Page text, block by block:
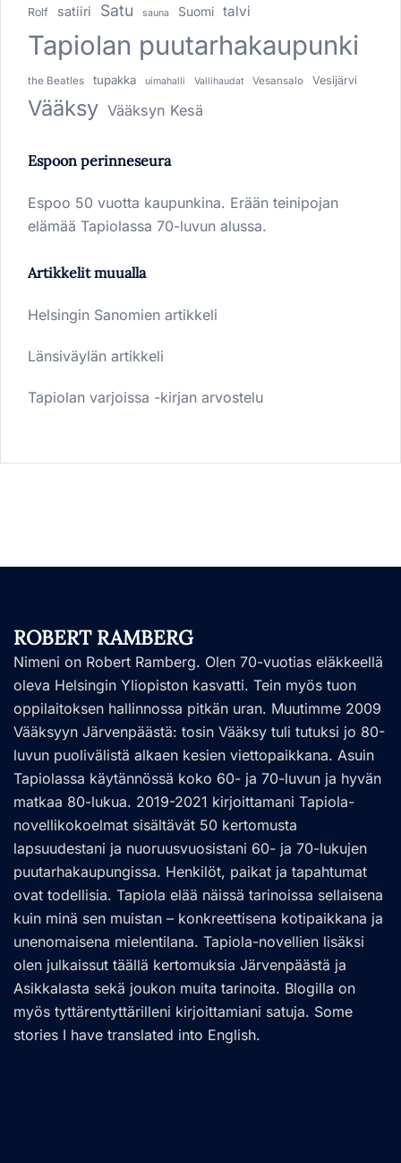
Rolf satiiri Satu sauna Suomi talvi
Tapiolan puutarhakaupunki
the Beatles tupakka uimahalli Vallihaudat Vesansalo Vesijärvi
Vääksy Vääksyn Kesä
Espoon perinneseura
Espoo 50 vuotta kaupunkina. Erään teinipojan
elämää Tapiolassa 70-luvun alussa.
Artikkelit muualla
Helsingin Sanomien artikkeli
Länsiväylän artikkeli
Tapiolan varjoissa -kirjan arvostelu
ROBERT RAMBERG
Nimeni on Robert Ramberg. Olen 70-vuotias eläkkeellä
oleva Helsingin Yliopiston kasvatti. Tein myös tuon
oppilaitoksen hallinnossa pitkän uran. Muutimme 2009
Vääksyyn Järvenpäästä: tosin Vääksy tuli tutuksi jo 80-
luvun puolivälistä alkaen kesien viettopaikkana. Asuin
Tapiolassa käytännössä koko 60- ja 70-luvun ja hyvän
matkaa 80-lukua. 2019-2021 kirjoittamani Tapiola-
novellikokoelmat sisältävät 50 kertomusta
lapsuudestani ja nuoruusvuosistani 60- ja 70-lukujen
puutarhakaupungissa. Henkilöt, paikat ja tapahtumat
ovat todellisia. Tapiola elää näissä tarinoissa sellaisena
kuin minä sen muistan – konkreettisena kotipaikkana ja
unenomaisena mielentilana. Tapiola-novellien lisäksi
olen julkaissut täällä kertomuksia Järvenpäästä ja
Asikkalasta sekä joukon muita tarinoita. Blogilla on
myös tyttärentyttärilleni kirjoittamiani satuja. Some
stories I have translated into English.